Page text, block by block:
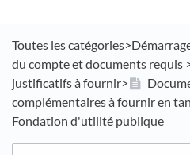
Toutes les catégories​>​
du compte et documents requis
justificatifs à fournir​>​
complémentaires à fournir en
Fondation d'utilité publique